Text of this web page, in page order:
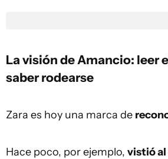
La visión de Amancio: leer
saber rodearse
Zara es hoy una marca de
Hace poco, por ejemplo, vistió